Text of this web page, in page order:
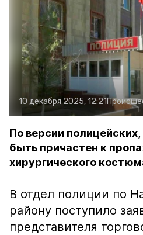
10 декабря 2025, 12:21
По версии
быть причастен к
хирургического
В отдел полиции по
району поступило
представителя